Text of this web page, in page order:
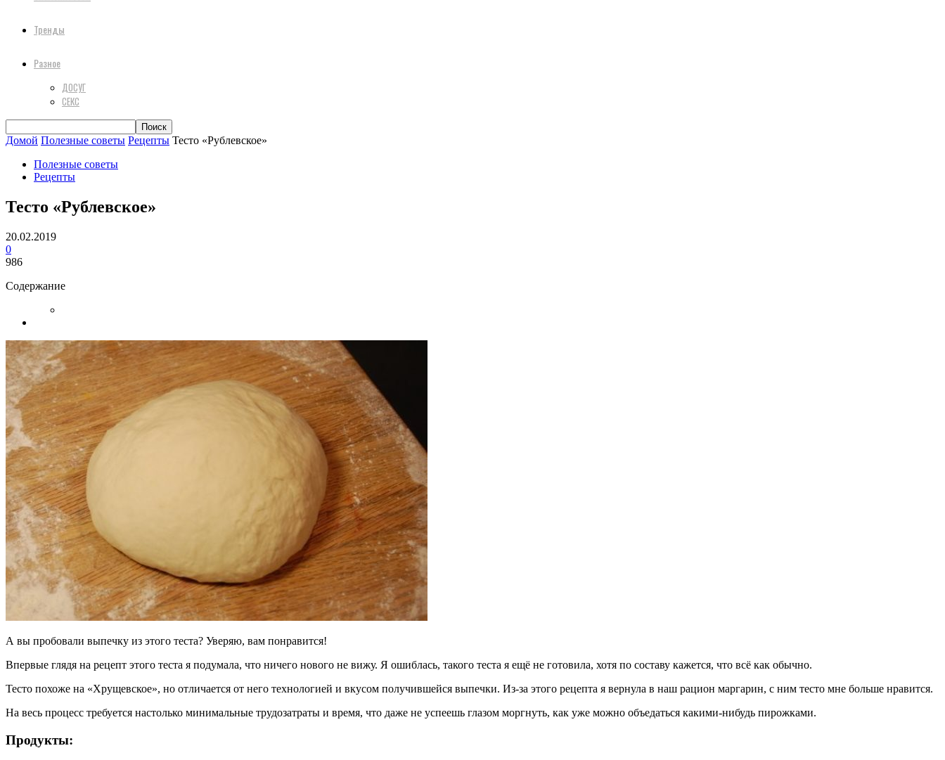
Тренды
Разное
ДОСУГ
СЕКС
Домой Полезные советы Рецепты Тесто «Рублевское»
Полезные советы
Рецепты
Тесто «Рублевское»
20.02.2019
0
986
Содержание
А вы пробовали выпечку из этого теста? Уверяю, вам понравится!
Впервые глядя на рецепт этого теста я подумала, что ничего нового не вижу. Я ошиблась, такого теста я ещё не готовила, хотя по составу кажется, что всё как обычно.
Тесто похоже на «Хрущевское», но отличается от него технологией и вкусом получившейся выпечки. Из-за этого рецепта я вернула в наш рацион маргарин, с ним тесто мне больше нравится.
На весь процесс требуется настолько минимальные трудозатраты и время, что даже не успеешь глазом моргнуть, как уже можно объедаться какими-нибудь пирожками.
Продукты: